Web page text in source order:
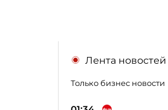
Лента новостей
Только бизнес новости